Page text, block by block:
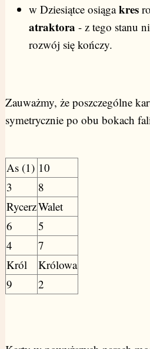
w Dziesiątce osiągakres
atraktora - z tego stanu
rozwój się kończy.
Zauważmy, że poszczególne
symetrycznie po obu bokach
As (1) 10
3
8
RycerzWalet
6
5
4
7
Król
Królowa
9
2